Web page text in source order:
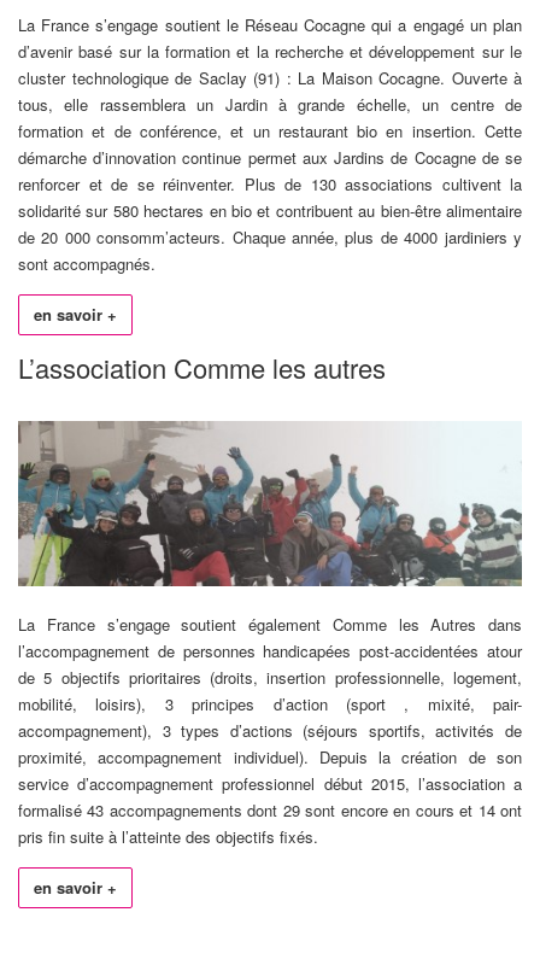
La France s’engage soutient le Réseau Cocagne qui a engagé un plan
d’avenir basé sur la formation et la recherche et développement sur le
cluster technologique de Saclay (91) : La Maison Cocagne. Ouverte à
tous, elle rassemblera un Jardin à grande échelle, un centre de
formation et de conférence, et un restaurant bio en insertion. Cette
démarche d’innovation continue permet aux Jardins de Cocagne de se
renforcer et de se réinventer. Plus de 130 associations cultivent la
solidarité sur 580 hectares en bio et contribuent au bien-être alimentaire
de 20 000 consomm’acteurs. Chaque année, plus de 4000 jardiniers y
sont accompagnés.
en savoir +
L’association Comme les autres
La France s’engage soutient également Comme les Autres dans
l’accompagnement de personnes handicapées post-accidentées atour
de 5 objectifs prioritaires (droits, insertion professionnelle, logement,
mobilité, loisirs), 3 principes d’action (sport , mixité, pair-
accompagnement), 3 types d’actions (séjours sportifs, activités de
proximité, accompagnement individuel). Depuis la création de son
service d’accompagnement professionnel début 2015, l’association a
formalisé 43 accompagnements dont 29 sont encore en cours et 14 ont
pris fin suite à l’atteinte des objectifs fixés.
en savoir +